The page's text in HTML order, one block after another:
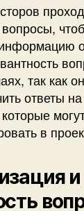
так как
ответы
в
и